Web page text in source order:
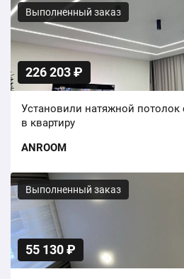
Выполненный заказ
226 203 ₽
Установили натяжной потолок
в квартиру
ANROOM
Выполненный заказ
55 130 ₽